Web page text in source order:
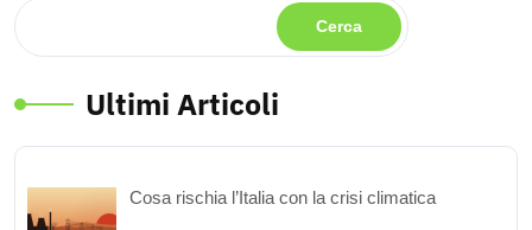
Cerca
Ultimi Articoli
Cosa rischia l’Italia con la crisi climatica